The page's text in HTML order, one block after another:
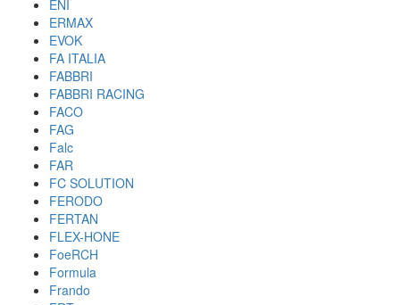
ENI
ERMAX
EVOK
FA ITALIA
FABBRI
FABBRI RACING
FACO
FAG
Falc
FAR
FC SOLUTION
FERODO
FERTAN
FLEX-HONE
FoeRCH
Formula
Frando